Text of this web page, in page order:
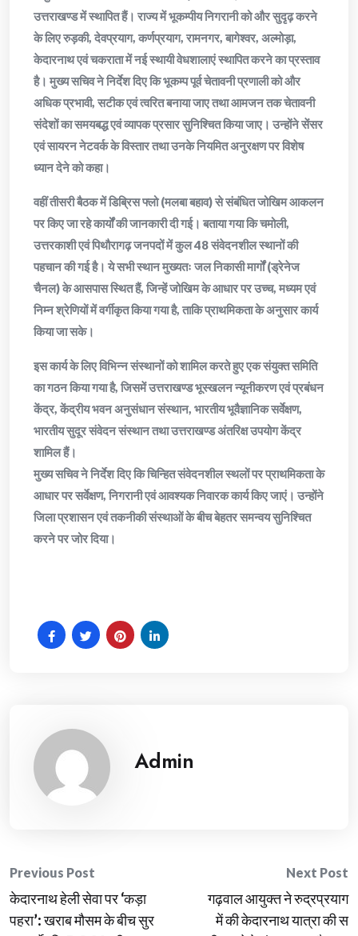
उत्तराखण्ड में स्थापित हैं। राज्य में भूकम्पीय निगरानी को और सुदृढ़ करने
के लिए रुड़की, देवप्रयाग, कर्णप्रयाग, रामनगर, बागेश्वर, अल्मोड़ा,
केदारनाथ एवं चकराता में नई स्थायी वेधशालाएं स्थापित करने का प्रस्ताव
है। मुख्य सचिव ने निर्देश दिए कि भूकम्प पूर्व चेतावनी प्रणाली को और
अधिक प्रभावी, सटीक एवं त्वरित बनाया जाए तथा आमजन तक चेतावनी
संदेशों का समयबद्ध एवं व्यापक प्रसार सुनिश्चित किया जाए। उन्होंने सेंसर
एवं सायरन नेटवर्क के विस्तार तथा उनके नियमित अनुरक्षण पर विशेष
ध्यान देने को कहा।
वहीं तीसरी बैठक में डिब्रिस फ्लो (मलबा बहाव) से संबंधित जोखिम आकलन
पर किए जा रहे कार्यों की जानकारी दी गई। बताया गया कि चमोली,
उत्तरकाशी एवं पिथौरागढ़ जनपदों में कुल 48 संवेदनशील स्थानों की
पहचान की गई है। ये सभी स्थान मुख्यतः जल निकासी मार्गों (ड्रेनेज
चैनल) के आसपास स्थित हैं, जिन्हें जोखिम के आधार पर उच्च, मध्यम एवं
निम्न श्रेणियों में वर्गीकृत किया गया है, ताकि प्राथमिकता के अनुसार कार्य
किया जा सके।
इस कार्य के लिए विभिन्न संस्थानों को शामिल करते हुए एक संयुक्त समिति
का गठन किया गया है, जिसमें उत्तराखण्ड भूस्खलन न्यूनीकरण एवं प्रबंधन
केंद्र, केंद्रीय भवन अनुसंधान संस्थान, भारतीय भूवैज्ञानिक सर्वेक्षण,
भारतीय सुदूर संवेदन संस्थान तथा उत्तराखण्ड अंतरिक्ष उपयोग केंद्र
शामिल हैं।
मुख्य सचिव ने निर्देश दिए कि चिन्हित संवेदनशील स्थलों पर प्राथमिकता के
आधार पर सर्वेक्षण, निगरानी एवं आवश्यक निवारक कार्य किए जाएं। उन्होंने
जिला प्रशासन एवं तकनीकी संस्थाओं के बीच बेहतर समन्वय सुनिश्चित
करने पर जोर दिया।
Admin
Post
navigation
Previous Post
केदारनाथ हेली सेवा पर ‘कड़ा
पहरा’: खराब मौसम के बीच सुर
Next Post
गढ़वाल आयुक्त ने रुद्रप्रयाग
में की केदारनाथ यात्रा की स